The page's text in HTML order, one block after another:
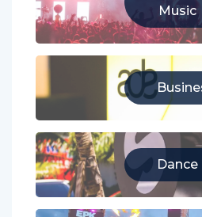
Music
Dance